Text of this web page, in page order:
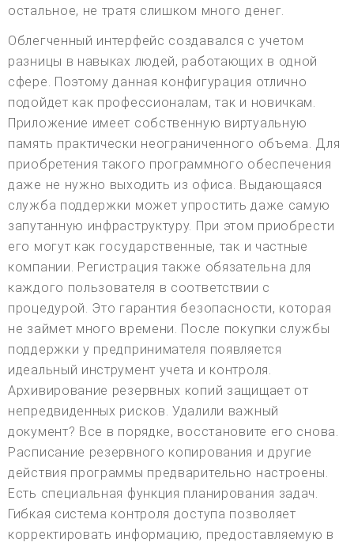
остальное, не тратя слишком много денег.
Облегченный интерфейс создавался с учетом
разницы в навыках людей, работающих в одной
сфере. Поэтому данная конфигурация отлично
подойдет как профессионалам, так и новичкам.
Приложение имеет собственную виртуальную
память практически неограниченного объема. Для
приобретения такого программного обеспечения
даже не нужно выходить из офиса. Выдающаяся
служба поддержки может упростить даже самую
запутанную инфраструктуру. При этом приобрести
его могут как государственные, так и частные
компании. Регистрация также обязательна для
каждого пользователя в соответствии с
процедурой. Это гарантия безопасности, которая
не займет много времени. После покупки службы
поддержки у предпринимателя появляется
идеальный инструмент учета и контроля.
Архивирование резервных копий защищает от
непредвиденных рисков. Удалили важный
документ? Все в порядке, восстановите его снова.
Расписание резервного копирования и другие
действия программы предварительно настроены.
Есть специальная функция планирования задач.
Гибкая система контроля доступа позволяет
корректировать информацию, предоставляемую в